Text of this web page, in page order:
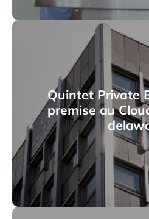
Quintet Private
premise au